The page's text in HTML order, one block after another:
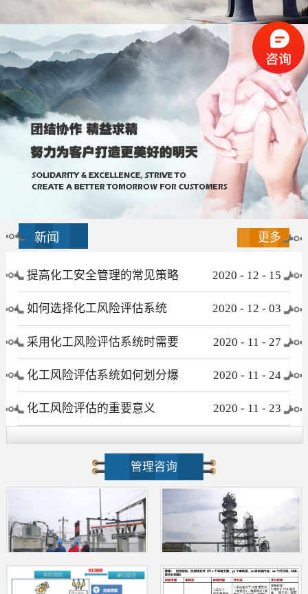
新闻 更多
提高化工安全管理的常见策略
有哪些
2020 - 12 - 15
如何选择化工风险评估系统 2020 - 12 - 03
采用化工风险评估系统时需要
注意哪些事项
2020 - 11 - 27
化工风险评估系统如何划分爆
炸危险区域
2020 - 11 - 24
化工风险评估的重要意义 2020 - 11 - 23
管理咨询